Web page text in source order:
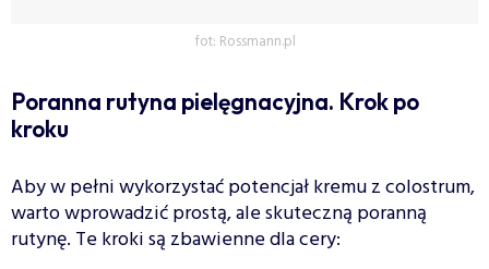
fot: Rossmann.pl
Poranna rutyna pielęgnacyjna. Krok po
kroku
Aby w pełni wykorzystać potencjał kremu z colostrum,
warto wprowadzić prostą, ale skuteczną poranną
rutynę. Te kroki są zbawienne dla cery: